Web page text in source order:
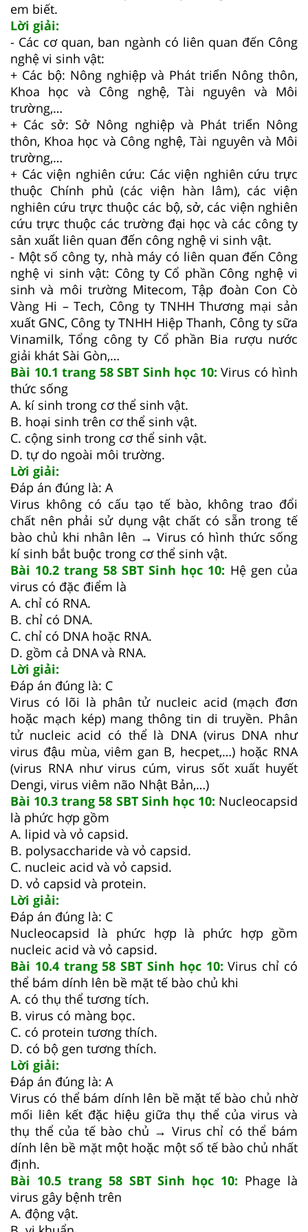
em biết.
Lời giải:
- Các cơ quan, ban ngành có liên quan đến Công
nghệ vi sinh vật:
+ Các bộ: Nông nghiệp và Phát triển Nông thôn,
Khoa học và Công nghệ, Tài nguyên và Môi
trường,…
+ Các sở: Sở Nông nghiệp và Phát triển Nông
thôn, Khoa học và Công nghệ, Tài nguyên và Môi
trường,…
+ Các viện nghiên cứu: Các viện nghiên cứu trực
thuộc Chính phủ (các viện hàn lâm), các viện
nghiên cứu trực thuộc các bộ, sở, các viện nghiên
cứu trực thuộc các trường đại học và các công ty
sản xuất liên quan đến công nghệ vi sinh vật.
- Một số công ty, nhà máy có liên quan đến Công
nghệ vi sinh vật: Công ty Cổ phần Công nghệ vi
sinh và môi trường Mitecom, Tập đoàn Con Cò
Vàng Hi – Tech, Công ty TNHH Thương mại sản
xuất GNC, Công ty TNHH Hiệp Thanh, Công ty sữa
Vinamilk, Tổng công ty Cổ phần Bia rượu nước
giải khát Sài Gòn,…
Bài 10.1 trang 58 SBT Sinh học 10: Virus có hình
thức sống
A. kí sinh trong cơ thể sinh vật.
B. hoại sinh trên cơ thể sinh vật.
C. cộng sinh trong cơ thể sinh vật.
D. tự do ngoài môi trường.
Lời giải:
Đáp án đúng là: A
Virus không có cấu tạo tế bào, không trao đổi
chất nên phải sử dụng vật chất có sẵn trong tế
bào chủ khi nhân lên → Virus có hình thức sống
kí sinh bắt buộc trong cơ thể sinh vật.
Bài 10.2 trang 58 SBT Sinh học 10: Hệ gen của
virus có đặc điểm là
A. chỉ có RNA.
B. chỉ có DNA.
C. chỉ có DNA hoặc RNA.
D. gồm cả DNA và RNA.
Lời giải:
Đáp án đúng là: C
Virus có lõi là phân tử nucleic acid (mạch đơn
hoặc mạch kép) mang thông tin di truyền. Phân
tử nucleic acid có thể là DNA (virus DNA như
virus đậu mùa, viêm gan B, hecpet,…) hoặc RNA
(virus RNA như virus cúm, virus sốt xuất huyết
Dengi, virus viêm não Nhật Bản,…)
Bài 10.3 trang 58 SBT Sinh học 10: Nucleocapsid
là phức hợp gồm
A. lipid và vỏ capsid.
B. polysaccharide và vỏ capsid.
C. nucleic acid và vỏ capsid.
D. vỏ capsid và protein.
Lời giải:
Đáp án đúng là: C
Nucleocapsid là phức hợp là phức hợp gồm
nucleic acid và vỏ capsid.
Bài 10.4 trang 58 SBT Sinh học 10: Virus chỉ có
thể bám dính lên bề mặt tế bào chủ khi
A. có thụ thể tương tích.
B. virus có màng bọc.
C. có protein tương thích.
D. có bộ gen tương thích.
Lời giải:
Đáp án đúng là: A
Virus có thể bám dính lên bề mặt tế bào chủ nhờ
mối liên kết đặc hiệu giữa thụ thể của virus và
thụ thể của tế bào chủ → Virus chỉ có thể bám
dính lên bề mặt một hoặc một số tế bào chủ nhất
định.
Bài 10.5 trang 58 SBT Sinh học 10: Phage là
virus gây bệnh trên
A. động vật.